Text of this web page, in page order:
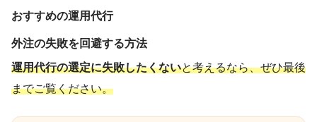
おすすめの運用代行
外注の失敗を回避する方法
運用代行の選定に失敗したくないと考えるなら、ぜひ最後
までご覧ください。